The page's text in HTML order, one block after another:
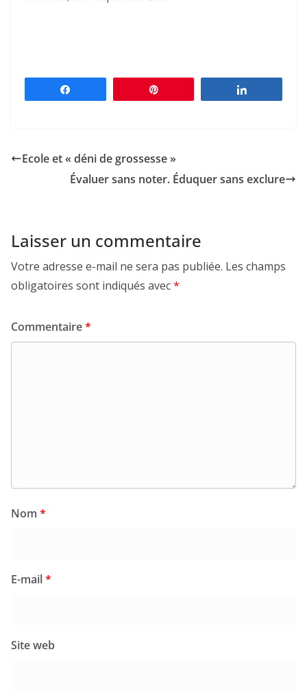
Ecole et « déni de grossesse »
Évaluer sans noter. Éduquer sans exclure
Laisser un commentaire
Votre adresse e-mail ne sera pas publiée. Les champs
obligatoires sont indiqués avec*
Commentaire*
Nom *
E-mail*
Site web